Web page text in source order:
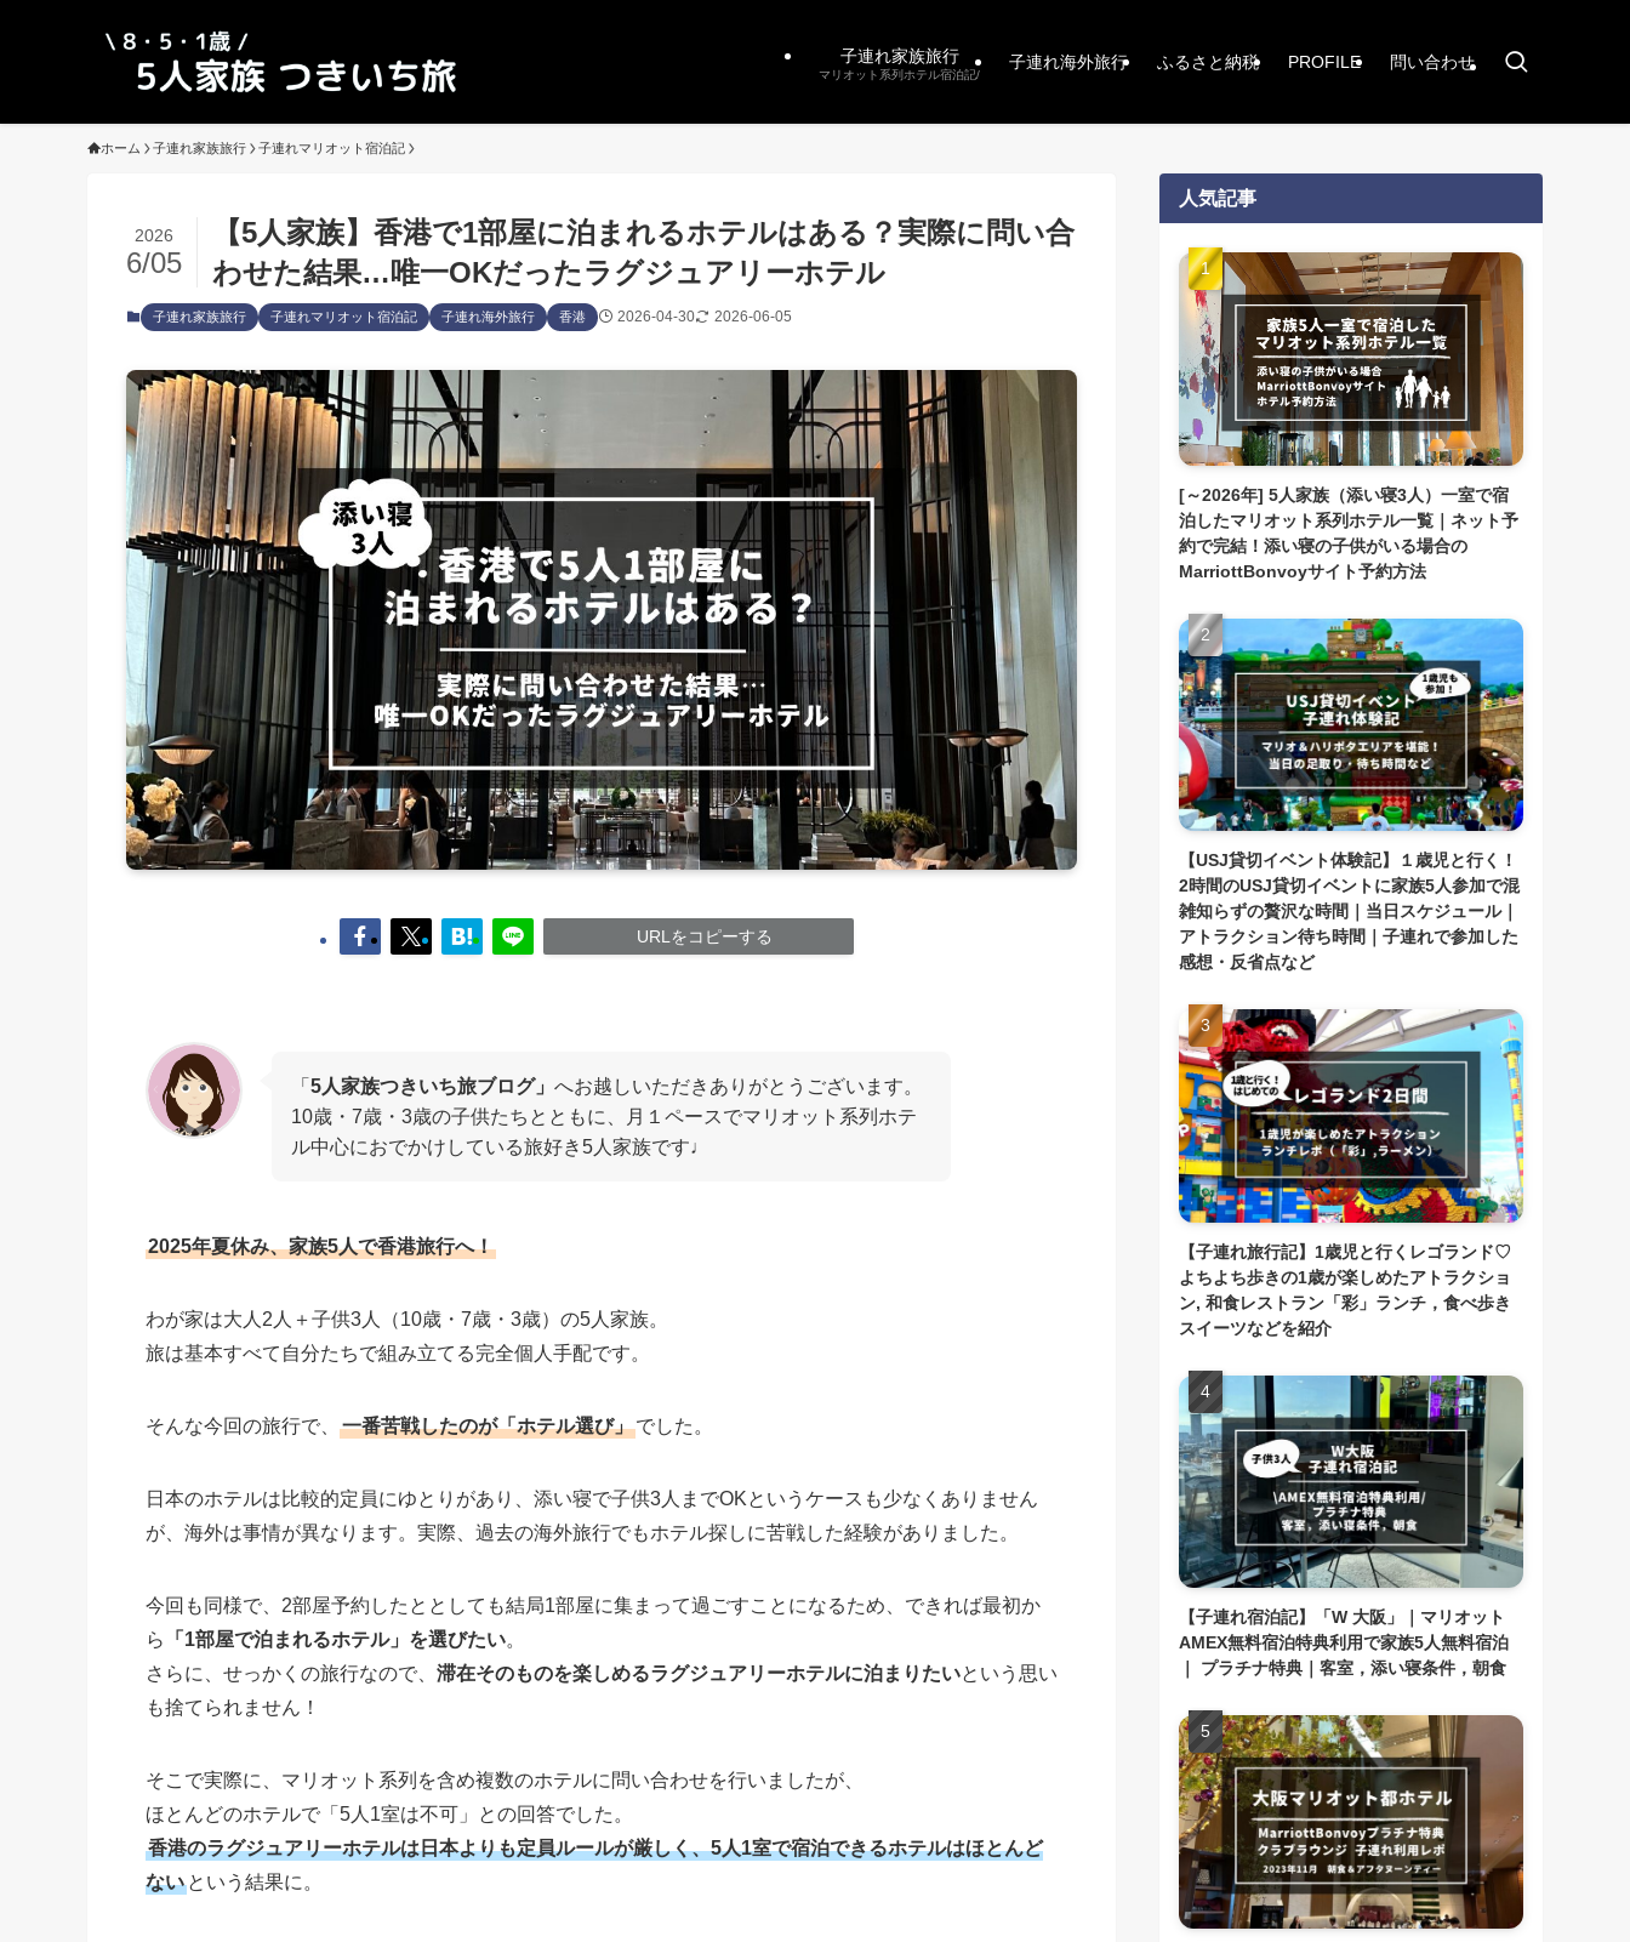
子連れ家族旅行
マリオット系列ホテル宿泊記/
子連れ海外旅行 ふるさと納税 PROFILE 問い合わせ
ホーム 子連れ家族旅行 子連れマリオット宿泊記
【5人家族】香港で1部屋に泊まれるホテルはある？実際に問い合
わせた結果…唯一OKだったラグジュアリーホテル
2026
6/05
子連れ家族旅行 子連れマリオット宿泊記 子連れ海外旅行 香港 2026-04-30 2026-06-05
URLをコピーする
「 5人家族つきいち旅ブログ」 へお越しいただきありがとうございます。
10歳・7歳・3歳の子供たちとともに、月１ペースでマリオット系列ホテ
ル中心におでかけしている旅好き5人家族です♩
2025年夏休み、家族5人で香港旅行へ！
わが家は大人2人＋子供3人（10歳・7歳・3歳）の5人家族。
旅は基本すべて自分たちで組み立てる完全個人手配です。
そんな今回の旅行で、 一番苦戦したのが「ホテル選び」でした。
日本のホテルは比較的定員にゆとりがあり、添い寝で子供3人までOKというケースも少なくありません
が、海外は事情が異なります。実際、過去の海外旅行でもホテル探しに苦戦した経験がありました。
今回も同様で、2部屋予約したととしても結局1部屋に集まって過ごすことになるため、できれば最初か
ら
「1部屋で泊まれるホテル」を選びたい。
さらに、せっかくの旅行なので、 滞在そのものを楽しめるラグジュアリーホテルに泊まりたいという思い
も捨てられません！
そこで実際に、マリオット系列を含め複数のホテルに問い合わせを行いましたが、
ほとんどのホテルで「5人1室は不可」との回答でした。
香港のラグジュアリーホテルは日本よりも定員ルールが厳しく、5人1室で宿泊できるホテルはほとんど
ない という結果に。
人気記事
[～2026年] 5人家族（添い寝3人）一室で宿
泊したマリオット系列ホテル一覧｜ネット予
約で完結！添い寝の子供がいる場合の
MarriottBonvoyサイト予約方法
【USJ貸切イベント体験記】１歳児と行く！
2時間のUSJ貸切イベントに家族5人参加で混
雑知らずの贅沢な時間｜当日スケジュール｜
アトラクション待ち時間｜子連れで参加した
感想・反省点など
【子連れ旅行記】1歳児と行くレゴランド♡
よちよち歩きの1歳が楽しめたアトラクショ
ン, 和食レストラン「彩」ランチ，食べ歩き
スイーツなどを紹介
【子連れ宿泊記】「W 大阪」｜マリオット
AMEX無料宿泊特典利用で家族5人無料宿泊
｜ プラチナ特典｜客室，添い寝条件，朝食